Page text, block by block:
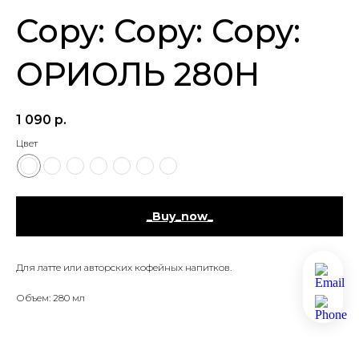
Copy: Copy: Copy:
ОРИОЛЬ 280H
1 090 р.
Цвет
_Buy_now_
Для латте или авторских кофейных напитков.
Объем: 280 мл